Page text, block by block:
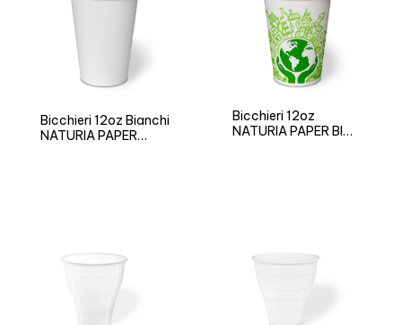
Bicchieri 12oz Bianchi
NATURIA PAPER
Bicchieri 12oz
NATURIA PAPER BIO